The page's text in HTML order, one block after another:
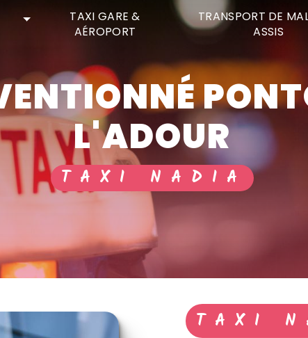
TAXI GARE &
AÉROPORT
TRANSPORT DE
ASSIS
L'ADOUR
TAXI NADIA
TAXI